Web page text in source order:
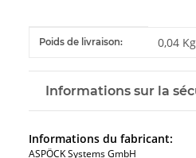
#productDetails.itemValue#
Poids de livraison: 0,04 Kg
Informations sur la
Informations du fabricant:
ASPÖCK Systems GmbH